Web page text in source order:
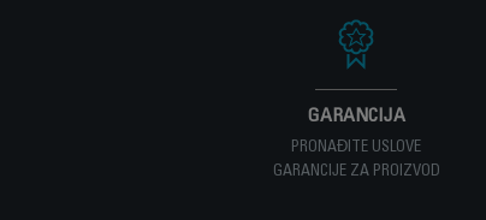
GARANCIJA
PRONAĐITE USLOVE
GARANCIJE ZA PROIZVOD